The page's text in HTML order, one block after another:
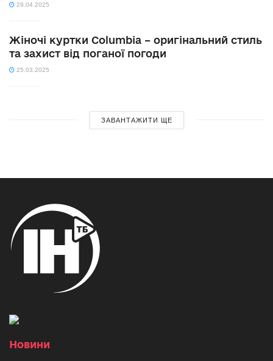
29.04.2025
Жіночі куртки Columbia – оригінальний стиль
та захист від поганої погоди
25.03.2025
ЗАВАНТАЖИТИ ЩЕ
Новини